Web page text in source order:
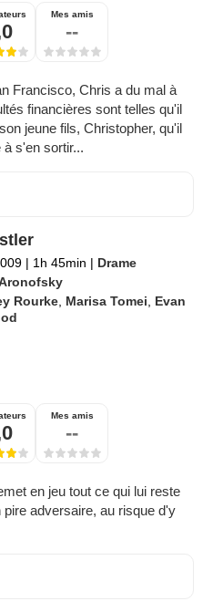
Mes amis
--
Francisco, Chris a du mal à
financières sont telles qu'il
jeune fils, Christopher, qu'il
s'en sortir...
| 1h 45min | Drame
Rourke Marisa Tomei
Evan
Mes amis
--
en jeu tout ce qui lui reste
adversaire, au risque d'y